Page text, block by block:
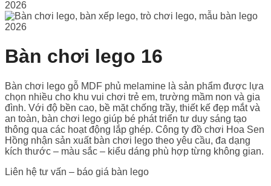
Bàn chơi lego 16
Bàn chơi lego gỗ MDF phủ melamine là sản phẩm được lựa
chọn nhiều cho khu vui chơi trẻ em, trường mầm non và gia
đình. Với độ bền cao, bề mặt chống trầy, thiết kế đẹp mắt và
an toàn, bàn chơi lego giúp bé phát triển tư duy sáng tạo
thông qua các hoạt động lắp ghép. Công ty đồ chơi Hoa Sen
Hồng nhận sản xuất bàn chơi lego theo yêu cầu, đa dạng
kích thước – màu sắc – kiểu dáng phù hợp từng không gian.
Liên hệ tư vấn – báo giá bàn lego